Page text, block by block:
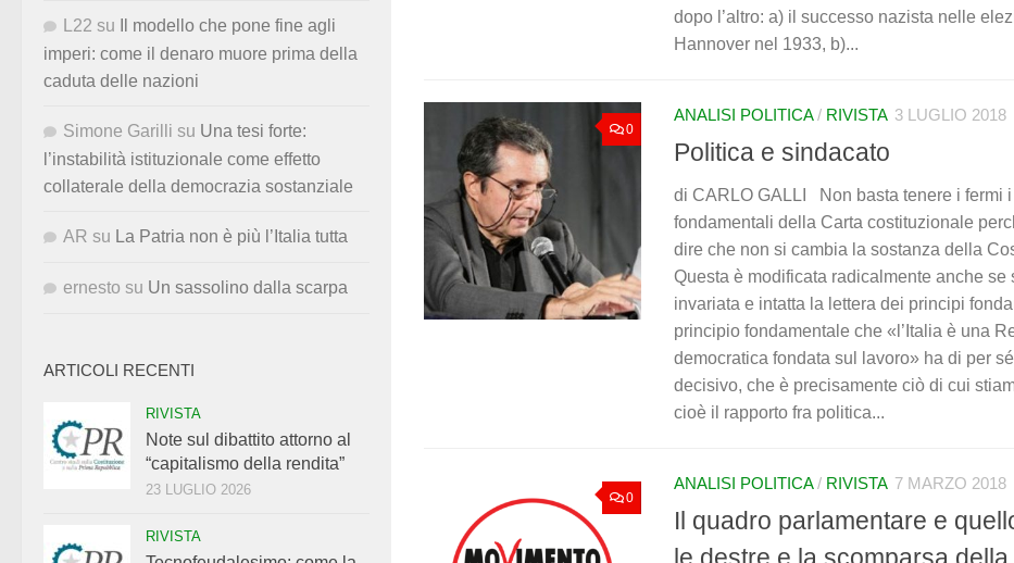
dopo l’altro: a) il successo nazista nelle
Hannover nel 1933, b)...
0
ANALISI POLITICA/ RIVISTA 3 LUGLIO 2018
Politica e sindacato
di CARLO GALLI Non basta tenere i fermi
fondamentali della Carta costituzionale
dire che non si cambia la sostanza della
Questa è modificata radicalmente anche se
invariata e intatta la lettera dei principi
principio fondamentale che «l’Italia è una
democratica fondata sul lavoro» ha di per
decisivo, che è precisamente ciò di cui
cioè il rapporto fra politica...
0
ANALISI POLITICA/ RIVISTA 7 MARZO 2018
Il quadro parlamentare e
L22 su
Il modello che pone fine agli
imperi: come il denaro muore prima della
caduta delle nazioni
Simone Garilli su Una tesi forte:
l’instabilità istituzionale come effetto
collaterale della democrazia sostanziale
AR su La Patria non è più l’Italia tutta
ernesto su Un sassolino dalla scarpa
ARTICOLI RECENTI
RIVISTA
Note sul dibattito attorno al
“capitalismo della rendita”
23 LUGLIO 2026
RIVISTA